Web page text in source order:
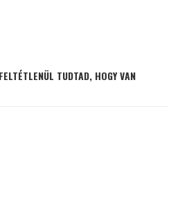
TUDTAD, HOGY VAN